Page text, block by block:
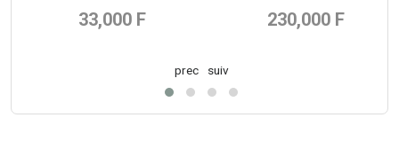
33,000 F 230,000 F
prec suiv